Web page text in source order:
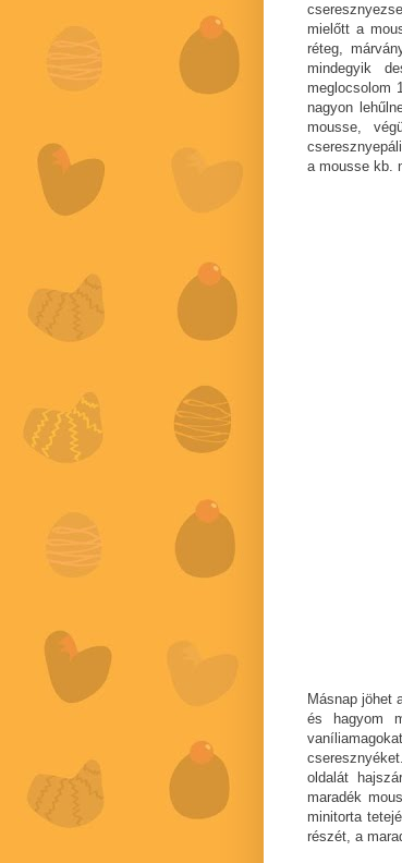
mielőtt a
réteg,
mindegyik
meglocsolom
nagyon
mousse,
a mousse kb.
Másnap jöhet
és hagyom
oldalát
maradék
minitorta
részét, a